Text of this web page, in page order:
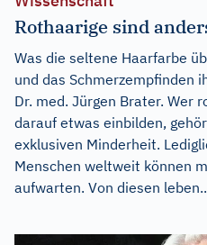
Rothaarige sind
Was die seltene Haarfarbe
und das Schmerzempfinden
Dr. med. Jürgen Brater. Wer
darauf etwas einbilden,
exklusiven Minderheit.
Menschen weltweit können
aufwarten. Von diesen